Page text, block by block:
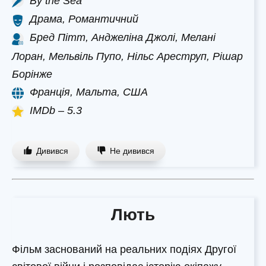
Драма, Романтичний
Бред Пітт, Анджеліна Джолі, Мелані
Лоран, Мельвіль Пупо, Нільс Ареструп, Рішар
Борінже
Франція, Мальта, США
IMDb – 5.3
Дивився Не дивився
Лють
Фільм заснований на реальних подіях Другої